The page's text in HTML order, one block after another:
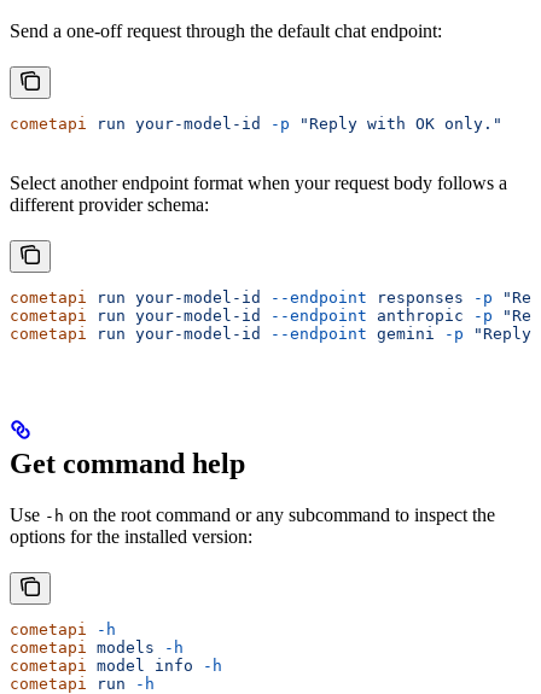
Send a one-off request through the default chat endpoint:
cometapi run your-model-id -p "Reply with OK only."
Select another endpoint format when your request body follows a
different provider schema:
cometapi run your-model-id --endpoint responses -p
cometapi run your-model-id --endpoint anthropic -p
cometapi run your-model-id --endpoint gemini -p "Reply
Get command help
Use -h on the root command or any subcommand to inspect the
options for the installed version:
cometapi
-h
cometapi
models -h
cometapi
model info -h
cometapi
run -h